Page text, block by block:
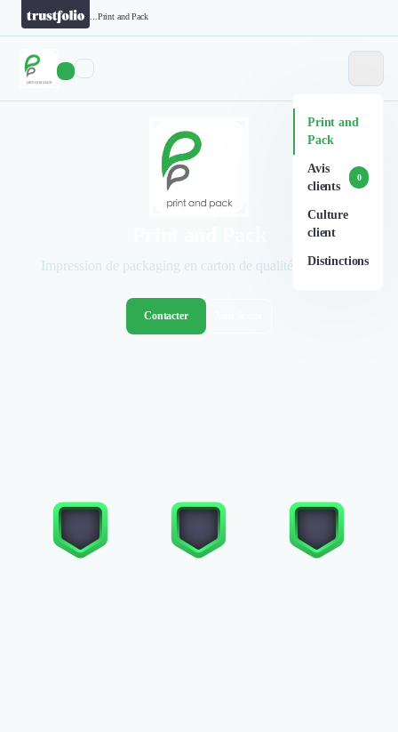
Print and Pack
Print and
Pack
Avis
clients
0
Culture
client
Distinctions
Impression de packaging en carton de qualité en Europe.
Contacter